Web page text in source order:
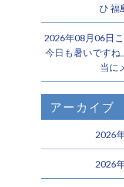
ひ 福
2026年08月06日
今日も暑いですね
当に
アーカイブ
2026
2026